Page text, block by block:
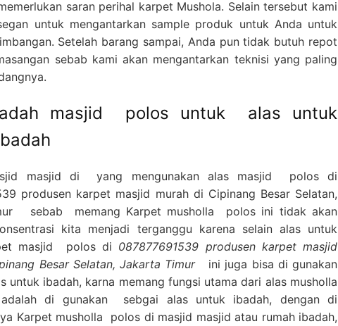
saran perihal karpet Mushola. Selain tersebut kami
untuk mengantarkan sample produk untuk Anda untuk
Setelah barang sampai, Anda pun tidak butuh repot
sebab kami akan mengantarkan teknisi yang paling
masjid polos untuk alas untuk
masjid di yang mengunakan alas masjid polos di
produsen karpet masjid murah di Cipinang Besar Selatan,
sebab memang Karpet musholla polos ini tidak akan
kita menjadi terganggu karena selain alas untuk
masjid polos di 087877691539 produsen karpet masjid
Besar Selatan, Jakarta Timur
ini juga bisa di gunakan
untuk ibadah, karna memang fungsi utama dari alas musholla
di gunakan sebgai alas untuk ibadah, dengan di
Karpet musholla polos di masjid masjid atau rumah ibadah,